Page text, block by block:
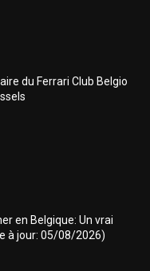
du Ferrari Club Belgio
en Belgique: Un vrai
à jour: 05/08/2026)